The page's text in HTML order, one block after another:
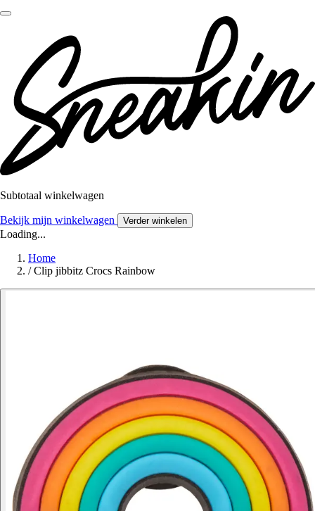
Subtotaal winkelwagen
Bekijk mijn winkelwagen Verder winkelen
Loading...
Home
/ Clip jibbitz Crocs Rainbow